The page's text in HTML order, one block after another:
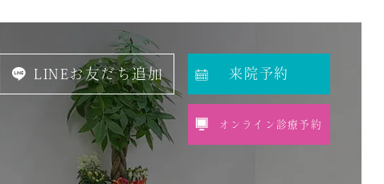
オンライン診療予約
LINEお友だち追加 来院予約